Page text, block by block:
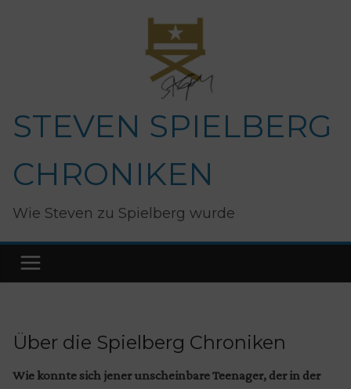
STEVEN SPIELBERG
CHRONIKEN
Wie Steven zu Spielberg wurde
Über die Spielberg Chroniken
Wie konnte sich jener unscheinbare Teenager, der in der